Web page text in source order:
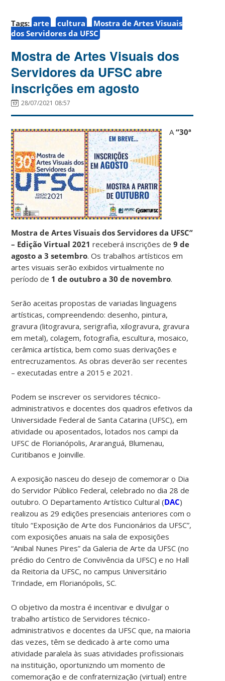
Tags: arte cultura
Mostra de Artes Visuais
dos Servidores da UFSC
Mostra de Artes Visuais dos
Servidores da UFSC abre
inscrições em agosto
28/07/2021 08:57
A“30ª
Mostra de Artes Visuais dos Servidores da UFSC”
– Edição Virtual 2021 receberá inscrições de9 de
agosto a 3 setembro. Os trabalhos artísticos em
artes visuais serão exibidos virtualmente no
período de 1 de outubro a 30 de novembro.
Serão aceitas propostas de variadas linguagens
artísticas, compreendendo: desenho, pintura,
gravura (litogravura, serigrafia, xilogravura, gravura
em metal), colagem, fotografia, escultura, mosaico,
cerâmica artística, bem como suas derivações e
entrecruzamentos. As obras deverão ser recentes
– executadas entre a 2015 e 2021.
Podem se inscrever os servidores técnico-
administrativos e docentes dos quadros efetivos da
Universidade Federal de Santa Catarina (UFSC), em
atividade ou aposentados, lotados nos campi da
UFSC de Florianópolis, Araranguá, Blumenau,
Curitibanos e Joinville.
A exposição nasceu do desejo de comemorar o Dia
do Servidor Público Federal, celebrado no dia 28 de
outubro. O Departamento Artístico Cultural (DAC)
realizou as 29 edições presenciais anteriores com o
título “Exposição de Arte dos Funcionários da UFSC”,
com exposições anuais na sala de exposições
“Anibal Nunes Pires” da Galeria de Arte da UFSC (no
prédio do Centro de Convivência da UFSC) e no Hall
da Reitoria da UFSC, no campus Universitário
Trindade, em Florianópolis, SC.
O objetivo da mostra é incentivar e divulgar o
trabalho artístico de Servidores técnico-
administrativos e docentes da UFSC que, na maioria
das vezes, têm se dedicado à arte como uma
atividade paralela às suas atividades profissionais
na instituição, oportunizndo um momento de
comemoração e de confraternização (virtual) entre